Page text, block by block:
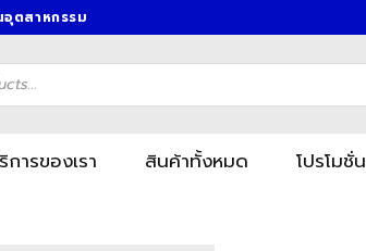
อุตสาหกรรม
การของเรา สินค้าทั้งหมด โปรโมชั่น